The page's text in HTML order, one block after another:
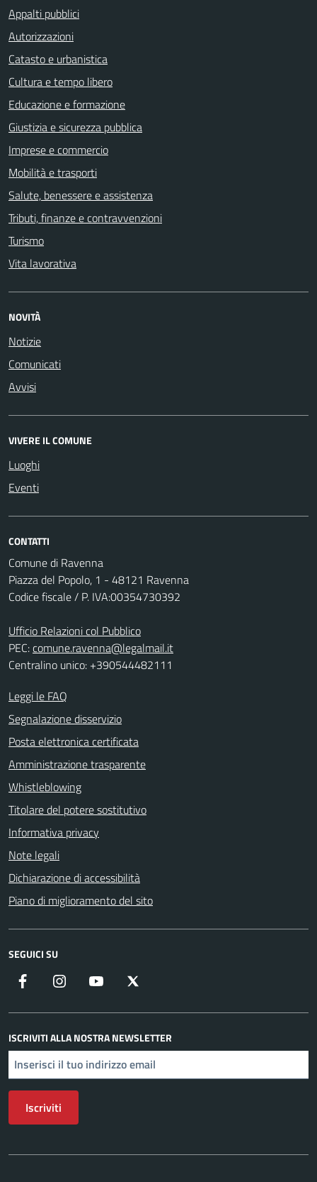
Appalti pubblici
Autorizzazioni
Catasto e urbanistica
Cultura e tempo libero
Educazione e formazione
Giustizia e sicurezza pubblica
Imprese e commercio
Mobilità e trasporti
Salute, benessere e assistenza
Tributi, finanze e contravvenzioni
Turismo
Vita lavorativa
NOVITÀ
Notizie
Comunicati
Avvisi
VIVERE IL COMUNE
Luoghi
Eventi
CONTATTI
Comune di Ravenna
Piazza del Popolo, 1 - 48121 Ravenna
Codice fiscale / P. IVA:00354730392
Ufficio Relazioni col Pubblico
PEC:comune.ravenna@legalmail.it
Centralino unico: +390544482111
Leggi le FAQ
Segnalazione disservizio
Posta elettronica certificata
Amministrazione trasparente
Whistleblowing
Titolare del potere sostitutivo
Informativa privacy
Note legali
Dichiarazione di accessibilità
Piano di miglioramento del sito
SEGUICI SU
Facebook Instagram YouTube
ISCRIVITI ALLA NOSTRA NEWSLETTER